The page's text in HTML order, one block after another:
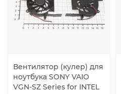
Вентилятор (кулер) для
ноутбука SONY VAIO
VGN-SZ Series for INTEL